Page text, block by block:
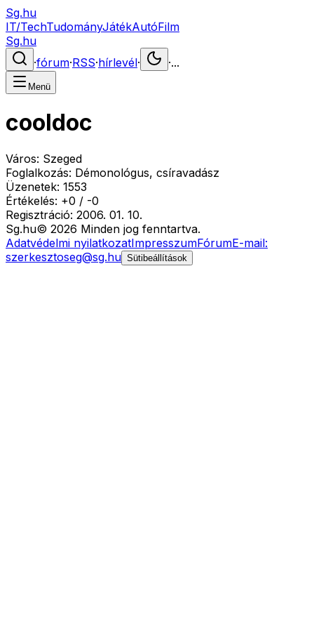
Sg.hu
IT/TechTudományJátékAutóFilm
Sg.hu
·fórum·RSS·hírlevél· ·...
Menü
cooldoc
Város: Szeged
Foglalkozás: Démonológus, csíravadász
Üzenetek: 1553
Értékelés: +0 / -0
Regisztráció: 2006. 01. 10.
Sg.hu© 2026 Minden jog fenntartva.
Adatvédelmi nyilatkozatImpresszumFórumE-mail:
szerkesztoseg@sg.hu Sütibeállítások